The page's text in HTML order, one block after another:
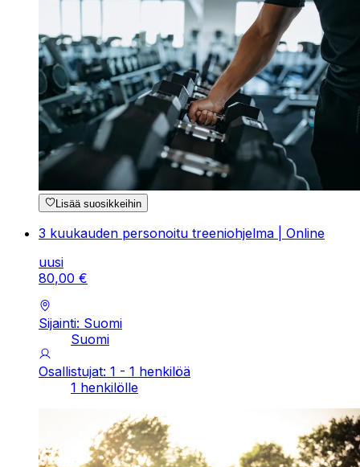
Lisää suosikkeihin
3 kuukauden personoitu treeniohjelma | Online
uusi
80,00 €
Sijainti: Suomi
Suomi
Osallistujat: 1 - 1 henkilöä
1 henkilölle